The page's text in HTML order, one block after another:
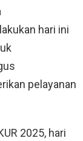
hari ini
pelayanan
2025, hari